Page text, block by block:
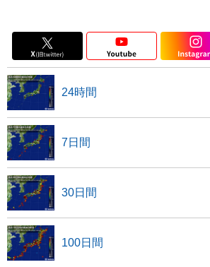
24時間
7日間
30日間
100日間